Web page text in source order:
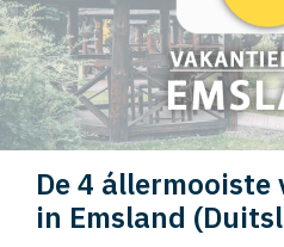
De 4
in Emsland